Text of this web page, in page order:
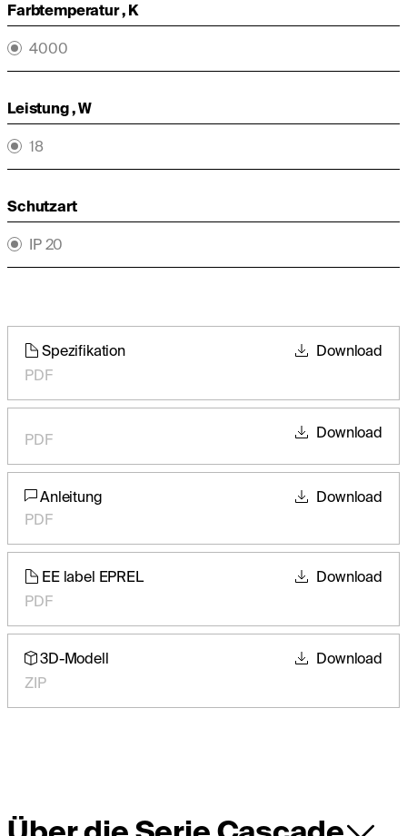
Farbtemperatur , K
4000
Leistung , W
18
Schutzart
IP 20
Spezifikation
PDF
Download
PDF Download
Anleitung
PDF
Download
EE label EPREL
PDF
Download
3D-Modell
ZIP
Download